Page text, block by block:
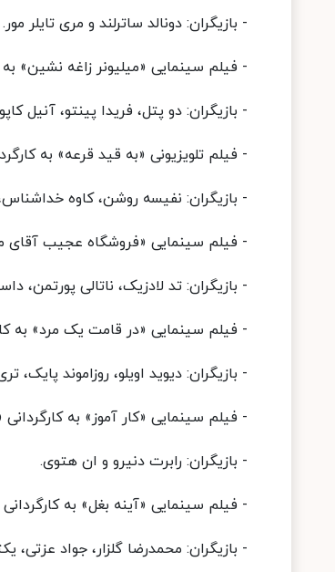
- بازیگران: دونالد ساترلند و مری تایلر مور.
- فیلم سینمایی «میلیونر زاغه نشین» به کارگردانی
- بازیگران: دو پتل، فریدا پینتو، آنیل
- فیلم تلویزیونی «به قید قرعه» به کارگردانی «علی
- بازیگران: نفیسه روشن، کاوه
- فیلم سینمایی «فروشگاه عجیب آقای مگوریوم»
- بازیگران: تد لادزیک، ناتالی پورتمن،
- فیلم سینمایی «در قامت یک مرد» به کارگردانی
- بازیگران: دیوید اویلو، روزاموند
- فیلم سینمایی «کار آموز» به کارگردانی «نانسی
- بازیگران: رابرت دنیرو و ان هتوی.
- فیلم سینمایی «آینه بغل» به کارگردانی «منوچهر
- بازیگران: محمدرضا گلزار، جواد عزتی،